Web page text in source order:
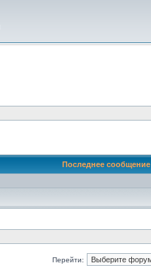
Последнее сообщение
Перейти: